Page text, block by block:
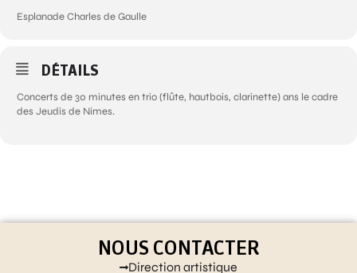
Esplanade Charles de Gaulle
DÉTAILS
Concerts de 30 minutes en trio (flûte, hautbois, clarinette) ans le cadre
des Jeudis de Nimes.
NOUS CONTACTER
Direction artistique